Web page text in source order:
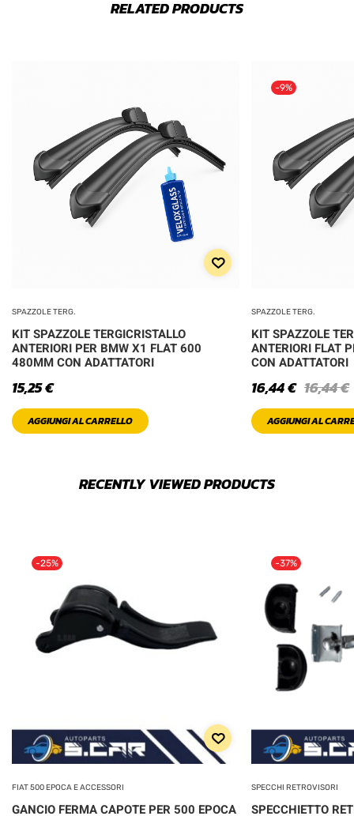
RELATED PRODUCTS
SPAZZOLE TERG.
KIT SPAZZOLE TERGICRISTALLO
ANTERIORI PER BMW X1 FLAT 600
480MM CON ADATTATORI
15,25€
AGGIUNGI AL CARRELLO
-9%
SPAZZOLE TERG.
KIT SPAZZOLE
ANTERIORI FLAT
CON ADATTATORI
16,44€
16,44€
AGGIUNGI AL
RECENTLY VIEWED PRODUCTS
-25%
FIAT 500 EPOCA E ACCESSORI
GANCIO FERMA CAPOTE PER 500 EPOCA
-37%
SPECCHI RETROVISORI
SPECCHIETTO